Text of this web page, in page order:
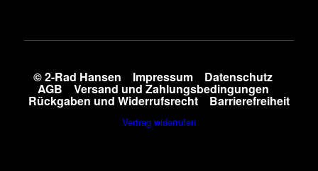
© 2-Rad Hansen Impressum Datenschutz
AGB Versand und Zahlungsbedingungen
Rückgaben und Widerrufsrecht Barrierefreiheit
Vertrag widerrufen